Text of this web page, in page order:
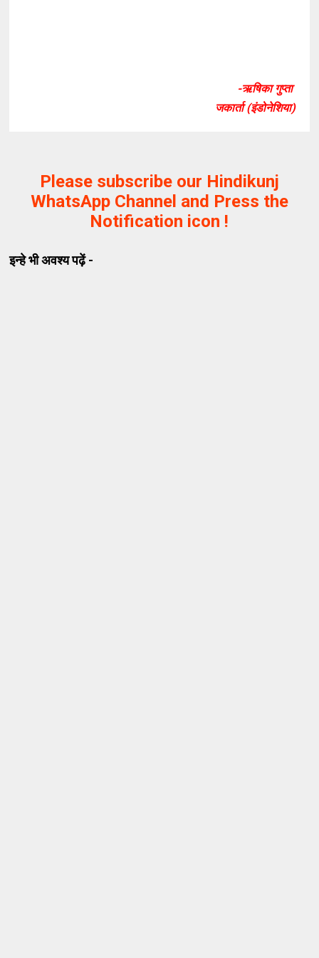
-ऋषिका गुप्ता
जकार्ता (इंडोनेशिया)
Please subscribe our Hindikunj
WhatsApp Channel and Press the
Notification icon !
इन्हे भी अवश्य पढ़ें -